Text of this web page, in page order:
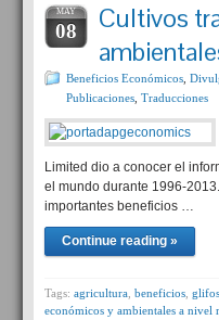
MAY
08
Cultivos
Beneficios Económicos
Publicaciones Traducciones
Limited dio a conocer el
el mundo durante 1996-
importantes beneficios …
Continue reading »
Tags: agricultura beneficios
económicos y ambientales a nivel